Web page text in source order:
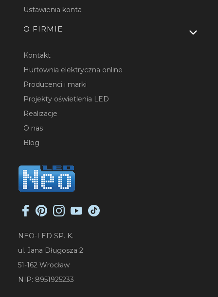
Ustawienia konta
O FIRMIE
Kontakt
Hurtownia elektryczna online
Producenci i marki
Projekty oświetlenia LED
Realizacje
O nas
Blog
NEO-LED SP. K.
ul. Jana Długosza 2
51-162 Wrocław
NIP: 8951925233